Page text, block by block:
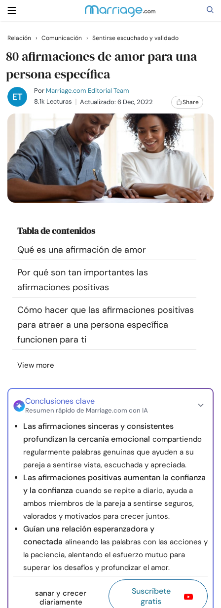
Buscar
Casarse
Relaciones
Familia
Ayuda
Cursos
Recursos
Comunidad
Encuentra un terapeuta
Idioma
nosotros
Relación › Comunicación › Sentirse escuchado y validado
80 afirmaciones de amor para una
persona específica
Por Marriage.com Editorial Team
8.1k Lecturas
Actualizado: 6 Dec, 2022 Share
Tabla de contenidos
Qué es una afirmación de amor
Por qué son tan importantes las
afirmaciones positivas
Cómo hacer que las afirmaciones positivas
para atraer a una persona específica
funcionen para ti
View more
Conclusiones clave
Resumen rápido de Marriage.com con IA
Las afirmaciones sinceras y consistentes
profundizan la cercanía emocional compartiendo
regularmente palabras genuinas que ayuden a su
pareja a sentirse vista, escuchada y apreciada.
Las afirmaciones positivas aumentan la confianza
y la confianza cuando se repite a diario, ayuda a
ambos miembros de la pareja a sentirse seguros,
valorados y motivados para crecer juntos.
Guían una relación esperanzadora y
conectada alineando las palabras con las acciones y
la paciencia, alentando el esfuerzo mutuo para
superar los desafíos y profundizar el amor.
sanar y crecer
diariamente
Suscríbete
gratis